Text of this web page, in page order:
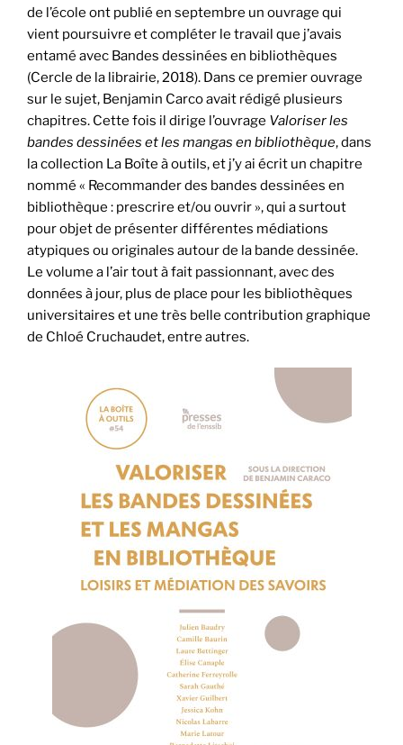
de l’école ont publié en septembre un ouvrage qui
vient poursuivre et compléter le travail que j’avais
entamé avec Bandes dessinées en bibliothèques
(Cercle de la librairie, 2018). Dans ce premier ouvrage
sur le sujet, Benjamin Carco avait rédigé plusieurs
chapitres. Cette fois il dirige l’ouvrage Valoriser les
bandes dessinées et les mangas en bibliothèque, dans
la collection La Boîte à outils, et j’y ai écrit un chapitre
nommé « Recommander des bandes dessinées en
bibliothèque : prescrire et/ou ouvrir », qui a surtout
pour objet de présenter différentes médiations
atypiques ou originales autour de la bande dessinée.
Le volume a l’air tout à fait passionnant, avec des
données à jour, plus de place pour les bibliothèques
universitaires et une très belle contribution graphique
de Chloé Cruchaudet, entre autres.